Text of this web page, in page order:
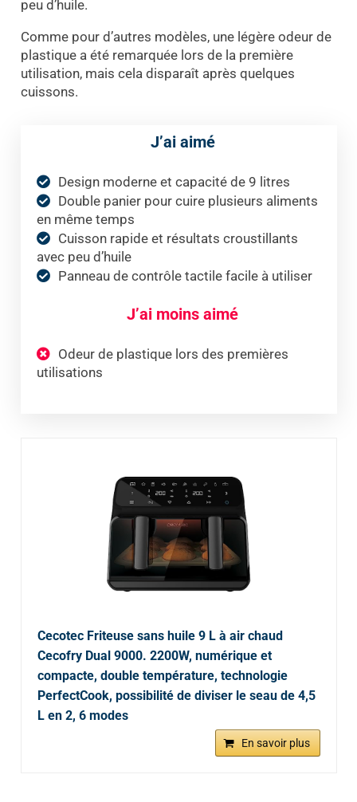
peu d’huile.
Comme pour d’autres modèles, une légère odeur de
plastique a été remarquée lors de la première
utilisation, mais cela disparaît après quelques
cuissons.
J’ai aimé
Design moderne et capacité de 9 litres
Double panier pour cuire plusieurs aliments
en même temps
Cuisson rapide et résultats croustillants
avec peu d’huile
Panneau de contrôle tactile facile à utiliser
J’ai moins aimé
Odeur de plastique lors des premières
utilisations
Cecotec Friteuse sans huile 9 L à air chaud
Cecofry Dual 9000. 2200W, numérique et
compacte, double température, technologie
PerfectCook, possibilité de diviser le seau de 4,5
L en 2, 6 modes
En savoir plus